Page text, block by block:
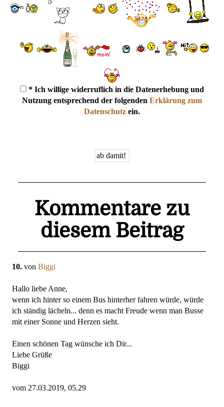
* Ich willige widerruflich in die Datenerhebung und
Nutzung entsprechend der folgenden Erklärung zum
Datenschutz ein.
Kommentare zu
diesem Beitrag
10. von Biggi
Hallo liebe Anne,
wenn ich hinter so einem Bus hinterher fahren würde, würde
ich ständig lächeln... denn es macht Freude wenn man Busse
mit einer Sonne und Herzen sieht.
Einen schönen Tag wünsche ich Dir...
Liebe Grüße
Biggi
vom 27.03.2019, 05.29